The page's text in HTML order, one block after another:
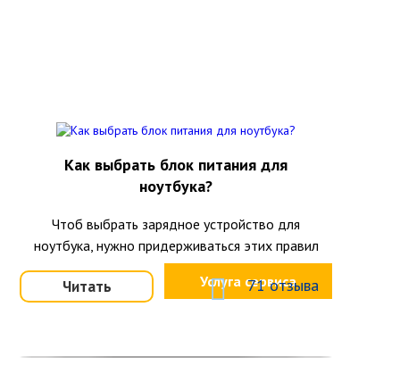
Услуга сервиса
Как выбрать блок питания для
ноутбука?
Чтоб выбрать зарядное устройство для
ноутбука, нужно придерживаться этих правил
Читать 71 отзыва